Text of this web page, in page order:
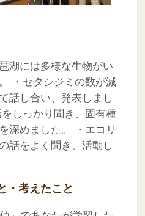
湖には多様な生物がい
・セタシジミの数が減
話し合い、発表しまし
しっかり聞き、固有種
深めました。
・エコリ
話をよく聞き、活動し
・考えたこと